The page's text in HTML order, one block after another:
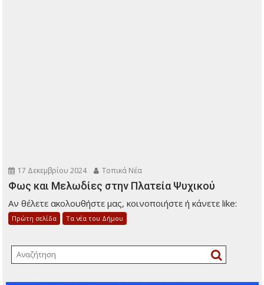
17 Δεκεμβρίου 2024 Τοπικά Νέα
Φως και Μελωδίες στην Πλατεία Ψυχικού
Αν θέλετε ακολουθήστε μας, κοινοποιήστε ή κάνετε like:
Πρώτη σελίδα Τα νέα του Δήμου